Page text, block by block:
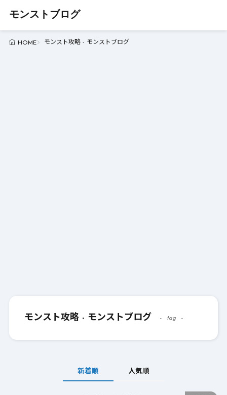
モンストブログ
HOME モンスト攻略 - モンストブログ
モンスト攻略 - モンストブログ tag
新着順 人気順